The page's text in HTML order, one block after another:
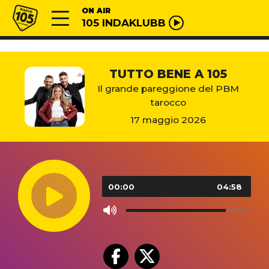
Vai al contenuto
Radio 105 ON AIR
105 INDAKLUBB
TUTTO BENE A 105
Il grande pareggione del PBM
tarocco
17 maggio 2026
Audio
Player
00:00 04:58
Use
keys